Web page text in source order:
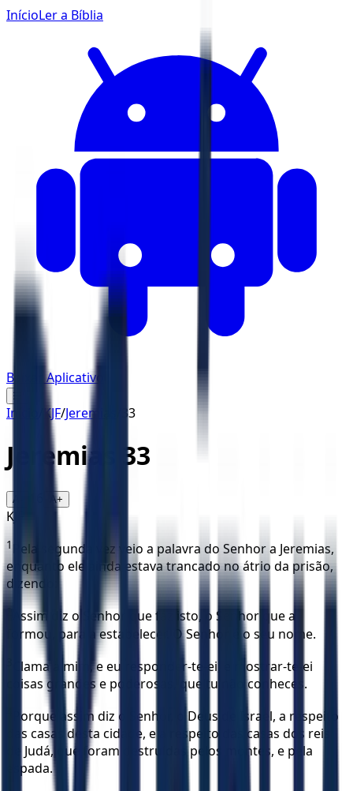
InícioLer a Bíblia
Baixar Aplicativo
☰
Início KJF/Jeremias 33
Jeremias 33
A- A+
KJF
1
Pela segunda vez veio a palavra do Senhor a Jeremias,
enquanto ele ainda estava trancado no átrio da prisão,
dizendo:
Assim diz o Senhor que faz isto, o Senhor que a
formou, para a estabelecer. O Senhor é o seu nome.
Clama a mim, e eu responder-te-ei, e mostrar-te-ei
coisas grandes e poderosas, que tu não conheces.
Porque assim diz o Senhor, o Deus de Israel, a respeito
das casas desta cidade, e a respeito das casas dos reis
de Judá, que foram destruídas pelos montes, e pela
espada.